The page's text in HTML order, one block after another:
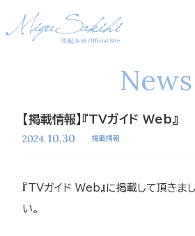
News
【掲載情報】『TVガイド Web』
2024. 10.30 掲載情報
『TVガイド Web』に掲載して頂きま
い。